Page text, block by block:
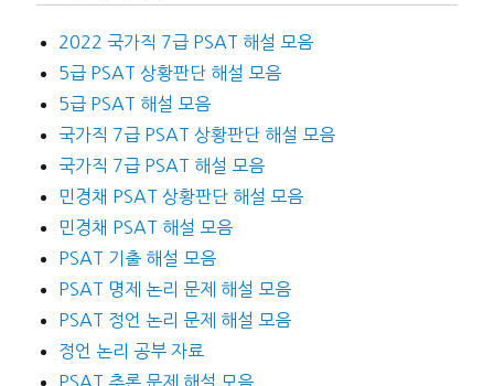
2022 국가직 7급 PSAT 해설 모음
5급 PSAT 상황판단 해설 모음
5급 PSAT 해설 모음
국가직 7급 PSAT 상황판단 해설 모음
국가직 7급 PSAT 해설 모음
민경채 PSAT 상황판단 해설 모음
민경채 PSAT 해설 모음
PSAT 기출 해설 모음
PSAT 명제 논리 문제 해설 모음
PSAT 정언 논리 문제 해설 모음
정언 논리 공부 자료
PSAT 추론 문제 해설 모음